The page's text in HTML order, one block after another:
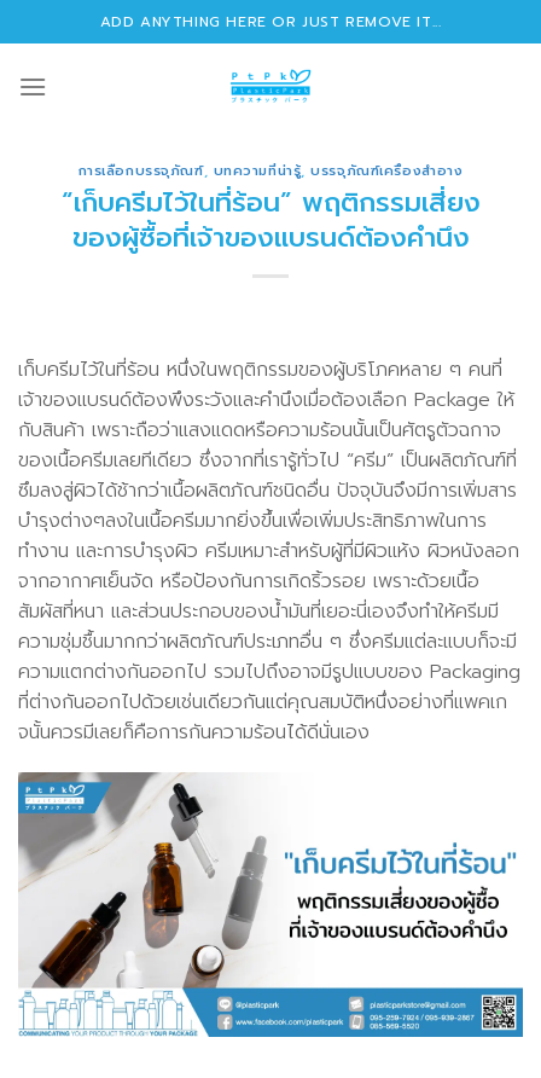
to
content
ADD ANYTHING HERE OR JUST REMOVE IT...
การเลือกบรรจุภัณฑ์, บทความที่น่ารู้,บรรจุภัณฑ์เครื่องสำอาง
“เก็บครีมไว้ในที่ร้อน” พฤติกรรมเสี่ยง
ของผู้ซื้อที่เจ้าของแบรนด์ต้องคำนึง
เก็บครีมไว้ในที่ร้อน หนึ่งในพฤติกรรมของผู้บริโภคหลาย ๆ คนที่
เจ้าของแบรนด์ต้องพึงระวังและคำนึงเมื่อต้องเลือก Package ให้
กับสินค้า เพราะถือว่าแสงแดดหรือความร้อนนั้นเป็นศัตรูตัวฉกาจ
ของเนื้อครีมเลยทีเดียว ซึ่งจากที่เรารู้ทั่วไป “ครีม” เป็นผลิตภัณฑ์ที่
ซึมลงสู่ผิวได้ช้ากว่าเนื้อผลิตภัณฑ์ชนิดอื่น ปัจจุบันจึงมีการเพิ่มสาร
บำรุงต่างๆลงในเนื้อครีมมากยิ่งขึ้นเพื่อเพิ่มประสิทธิภาพในการ
ทำงาน และการบำรุงผิว ครีมเหมาะสำหรับผู้ที่มีผิวแห้ง ผิวหนังลอก
จากอากาศเย็นจัด หรือป้องกันการเกิดริ้วรอย เพราะด้วยเนื้อ
สัมผัสที่หนา และส่วนประกอบของน้ำมันที่เยอะนี่เองจึงทำให้ครีมมี
ความชุ่มชื้นมากกว่าผลิตภัณฑ์ประเภทอื่น ๆ ซึ่งครีมแต่ละแบบก็จะมี
ความแตกต่างกันออกไป รวมไปถึงอาจมีรูปแบบของ Packaging
ที่ต่างกันออกไปด้วยเช่นเดียวกันแต่คุณสมบัติหนึ่งอย่างที่แพคเก
จนั้นควรมีเลยก็คือการกันความร้อนได้ดีนั่นเอง